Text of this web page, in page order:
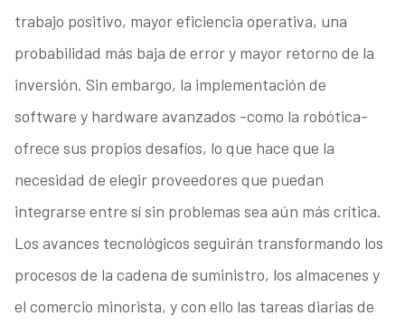
trabajo positivo, mayor eficiencia operativa, una
probabilidad más baja de error y mayor retorno de la
inversión. Sin embargo, la implementación de
software y hardware avanzados -como la robótica-
ofrece sus propios desafíos, lo que hace que la
necesidad de elegir proveedores que puedan
integrarse entre sí sin problemas sea aún más crítica.
Los avances tecnológicos seguirán transformando los
procesos de la cadena de suministro, los almacenes y
el comercio minorista, y con ello las tareas diarias de